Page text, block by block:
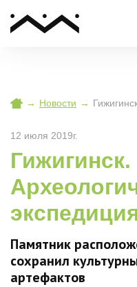
→ Новости →
12 июля 2019г.
Гижигинск.
Памятник
сохранил
артефактов